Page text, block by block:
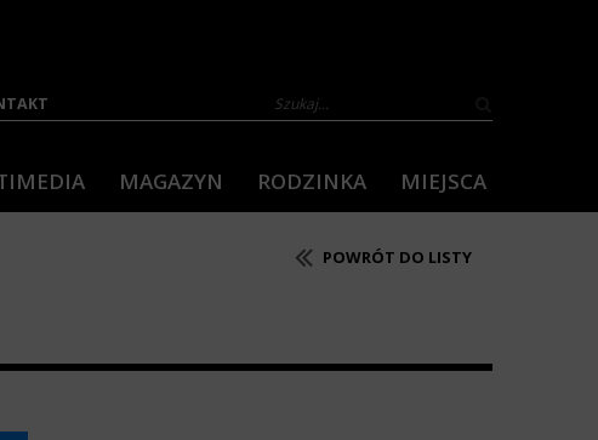
MAGAZYN RODZINKA MIEJSCA
POWRÓT DO LISTY